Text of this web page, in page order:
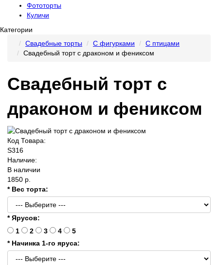
Фототорты
Куличи
Категории
Свадебные торты
С фигурками
С птицами
Свадебный торт с драконом и фениксом
Свадебный торт с
драконом и фениксом
Код Товара:
S316
Наличие:
В наличии
1850 р.
* Вес торта:
* Ярусов:
1
2 3 4
5
* Начинка 1-го яруса: